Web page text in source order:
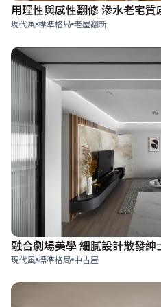
用理性與感性翻修 滲水老宅質
現代風 標準格局 老屋翻新
融合劇場美學 細膩設計散發
現代風 標準格局 中古屋